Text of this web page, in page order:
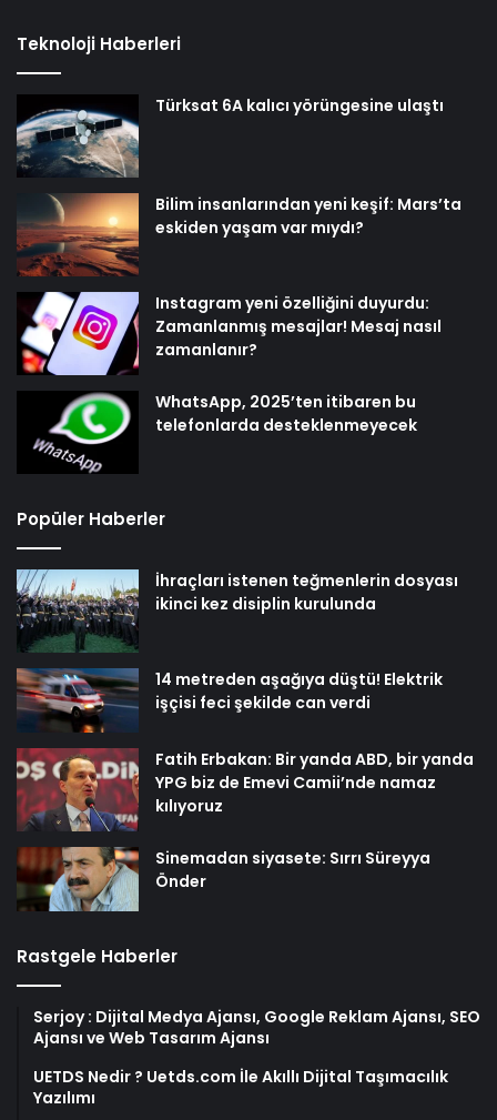
Teknoloji Haberleri
Türksat 6A kalıcı yörüngesine ulaştı
Bilim insanlarından yeni keşif: Mars’ta
eskiden yaşam var mıydı?
Instagram yeni özelliğini duyurdu:
Zamanlanmış mesajlar! Mesaj nasıl
zamanlanır?
WhatsApp, 2025’ten itibaren bu
telefonlarda desteklenmeyecek
Popüler Haberler
İhraçları istenen teğmenlerin dosyası
ikinci kez disiplin kurulunda
14 metreden aşağıya düştü! Elektrik
işçisi feci şekilde can verdi
Fatih Erbakan: Bir yanda ABD, bir yanda
YPG biz de Emevi Camii’nde namaz
kılıyoruz
Sinemadan siyasete: Sırrı Süreyya
Önder
Rastgele Haberler
Serjoy : Dijital Medya Ajansı, Google Reklam Ajansı, SEO
Ajansı ve Web Tasarım Ajansı
UETDS Nedir ? Uetds.com İle Akıllı Dijital Taşımacılık
Yazılımı